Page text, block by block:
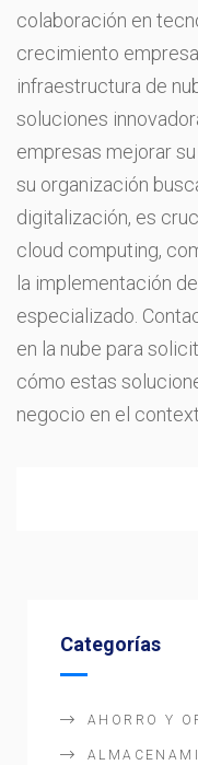
colaboración en
crecimiento
infraestructura de
soluciones
empresas mejorar
su organización
digitalización, es
cloud computing,
la implementación
especializado.
en la nube para
cómo estas
negocio en el
Categorías
AHORRO Y